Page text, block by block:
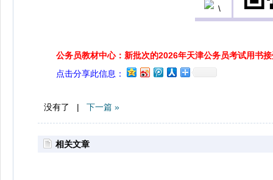
公务员教材中心：新批次的2026年天津公务员考试用书
点击分享此信息：
没有了 | 下一篇 »
相关文章